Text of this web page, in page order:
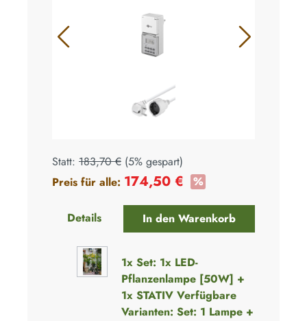
Statt: 183,70 € (5% gespart)
Preis für alle: 174,50 € %
Details In den Warenkorb
1x Set: 1x LED-
Pflanzenlampe [50W] +
1x STATIV Verfügbare
Varianten: Set: 1 Lampe +